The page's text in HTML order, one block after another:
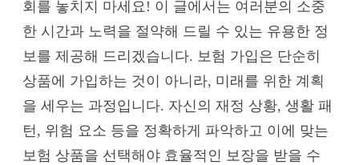
회를 놓치지 마세요! 이 글에서는 여러분의 소중
한 시간과 노력을 절약해 드릴 수 있는 유용한 정
보를 제공해 드리겠습니다. 보험 가입은 단순히
상품에 가입하는 것이 아니라, 미래를 위한 계획
을 세우는 과정입니다. 자신의 재정 상황, 생활 패
턴, 위험 요소 등을 정확하게 파악하고 이에 맞는
보험 상품을 선택해야 효율적인 보장을 받을 수